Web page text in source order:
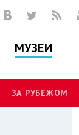
МУЗЕИ
ЗА РУБЕЖОМ